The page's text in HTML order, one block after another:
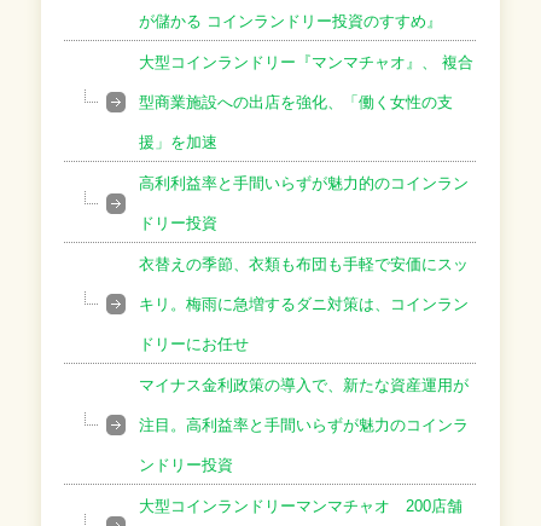
が儲かる コインランドリー投資のすすめ』
大型コインランドリー『マンマチャオ』、 複合
型商業施設への出店を強化、「働く女性の支
援」を加速
高利利益率と手間いらずが魅力的のコインラン
ドリー投資
衣替えの季節、衣類も布団も手軽で安価にスッ
キリ。梅雨に急増するダニ対策は、コインラン
ドリーにお任せ
マイナス金利政策の導入で、新たな資産運用が
注目。高利益率と手間いらずが魅力のコインラ
ンドリー投資
大型コインランドリーマンマチャオ 200店舗